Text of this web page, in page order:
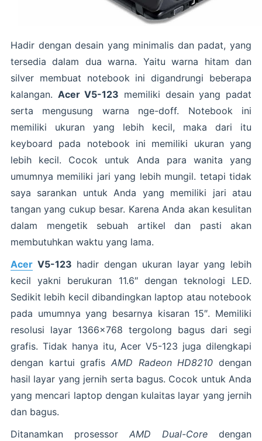
Hadir dengan desain yang minimalis dan padat, yang
tersedia dalam dua warna. Yaitu warna hitam dan
silver membuat notebook ini digandrungi beberapa
kalangan. Acer V5-123 memiliki desain yang padat
serta mengusung warna nge-doff. Notebook ini
memiliki ukuran yang lebih kecil, maka dari itu
keyboard pada notebook ini memiliki ukuran yang
lebih kecil. Cocok untuk Anda para wanita yang
umumnya memiliki jari yang lebih mungil. tetapi tidak
saya sarankan untuk Anda yang memiliki jari atau
tangan yang cukup besar. Karena Anda akan kesulitan
dalam mengetik sebuah artikel dan pasti akan
membutuhkan waktu yang lama.
Acer V5-123 hadir dengan ukuran layar yang lebih
kecil yakni berukuran 11.6″ dengan teknologi LED.
Sedikit lebih kecil dibandingkan laptop atau notebook
pada umumnya yang besarnya kisaran 15″. Memiliki
resolusi layar 1366×768 tergolong bagus dari segi
grafis. Tidak hanya itu, Acer V5-123 juga dilengkapi
dengan kartui grafis AMD Radeon HD8210 dengan
hasil layar yang jernih serta bagus. Cocok untuk Anda
yang mencari laptop dengan kulaitas layar yang jernih
dan bagus.
Ditanamkan prosessor AMD Dual-Core dengan